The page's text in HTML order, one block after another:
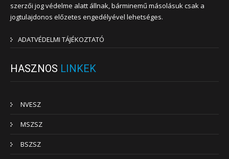
szerzői jog védelme alatt állnak, bárminemű másolásuk csak a
jogtulajdonos előzetes engedélyével lehetséges.
ADATVÉDELMI TÁJÉKOZTATÓ
HASZNOS LINKEK
NVESZ
MSZSZ
BSZSZ